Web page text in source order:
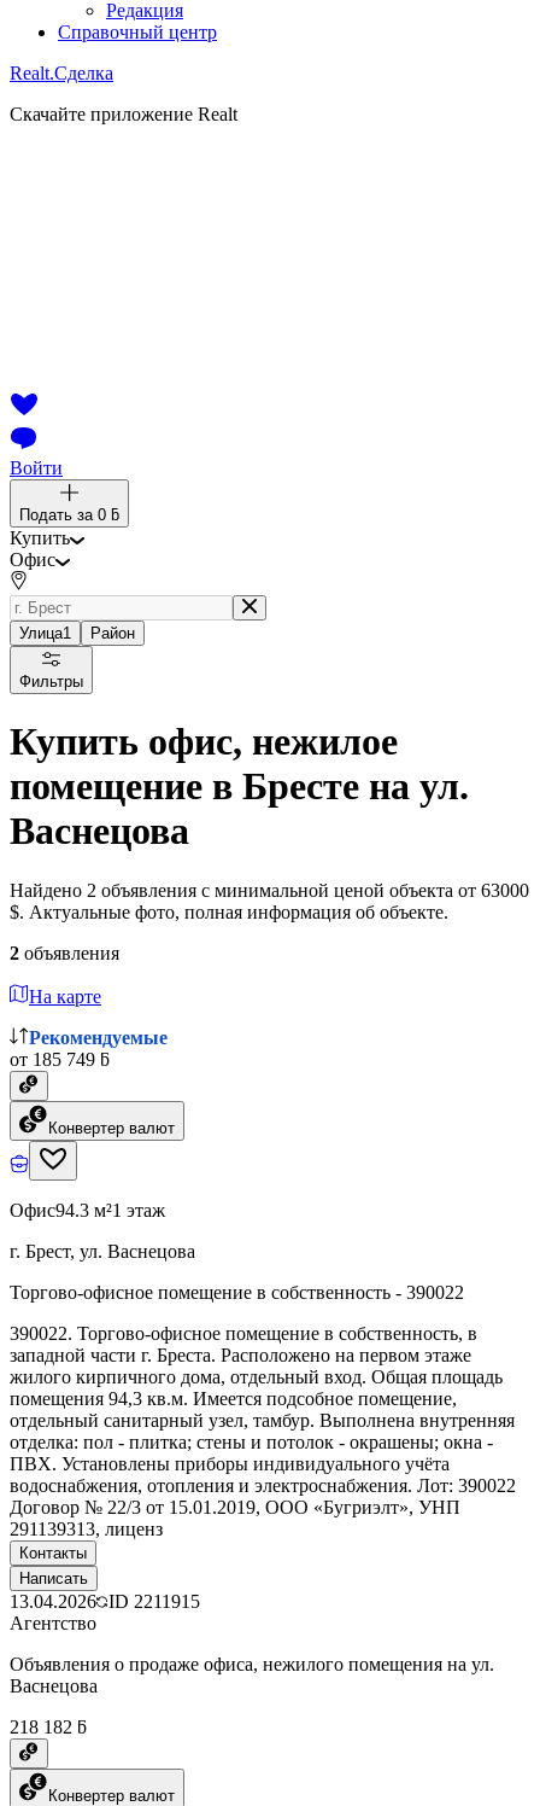
Редакция
Справочный центр
Realt.Сделка
Скачайте приложение Realt
Войти
Подать за 0 ƃ
Купить
Офис
Улица1 Район
Фильтры
Купить офис, нежилое
помещение в Бресте на ул.
Васнецова
Найдено 2 объявления с минимальной ценой объекта от 63000
$. Актуальные фото, полная информация об объекте.
2 объявления
На карте
Рекомендуемые
от 185 749 ƃ
Конвертер валют
Офис94.3 м²1 этаж
г. Брест, ул. Васнецова
Торгово-офисное помещение в собственность - 390022
390022. Торгово-офисное помещение в собственность, в
западной части г. Бреста. Расположено на первом этаже
жилого кирпичного дома, отдельный вход. Общая площадь
помещения 94,3 кв.м. Имеется подсобное помещение,
отдельный санитарный узел, тамбур. Выполнена внутренняя
отделка: пол - плитка; стены и потолок - окрашены; окна -
ПВХ. Установлены приборы индивидуального учёта
водоснабжения, отопления и электроснабжения. Лот: 390022
Договор № 22/3 от 15.01.2019, ООО «Бугриэлт», УНП
291139313, лиценз
Контакты
Написать
13.04.2026 ID 2211915
Агентство
Объявления о продаже офиса, нежилого помещения на ул.
Васнецова
218 182 ƃ
Конвертер валют